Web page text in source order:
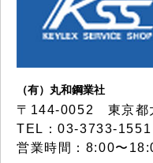
（有）丸和鋼業社
〒144-0052 東京都
TEL：03-3733-
営業時間：8:00〜